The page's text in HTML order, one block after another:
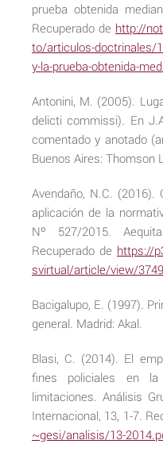
prueba obtenida
Recuperado de http://
to/articulos-doctrinales/
y-la-prueba-obtenida-
Antonini, M. (2005).
delicti commissi). En
comentado y anotado
Buenos Aires: Thomson
Avendaño, N.C.
aplicación de la
Nº 527/2015.
Recuperado de https://
svirtual/article/view/
Bacigalupo, E. (1997).
general. Madrid: Akal.
Blasi, C. (2014). El
fines policiales en la
limitaciones. Análisis
Internacional, 13, 1-7.
~gesi/analisis/13-